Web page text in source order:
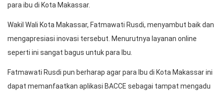
para ibu di Kota Makassar.
Wakil Wali Kota Makassar, Fatmawati Rusdi, menyambut baik dan
mengapresiasi inovasi tersebut. Menurutnya layanan online
seperti ini sangat bagus untuk para Ibu.
Fatmawati Rusdi pun berharap agar para Ibu di Kota Makassar ini
dapat memanfaatkan aplikasi BACCE sebagai tampat mengadu